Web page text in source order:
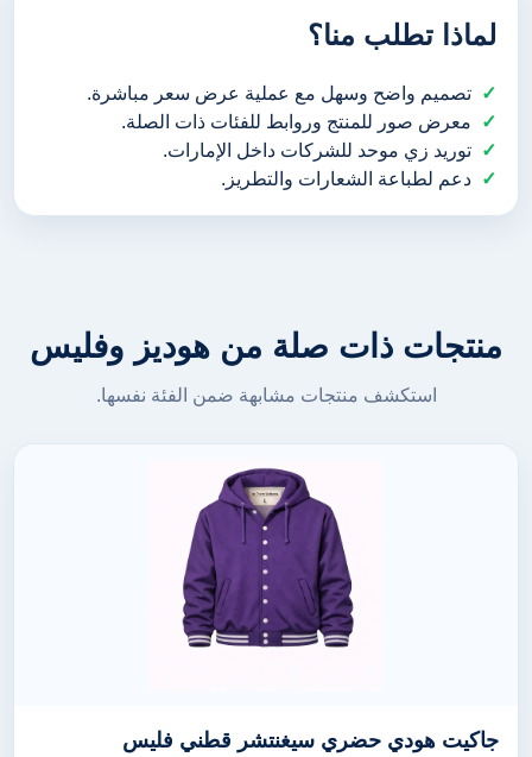
لماذا تطلب منا؟
تصميم واضح وسهل مع عملية عرض سعر مباشرة.
معرض صور للمنتج وروابط للفئات ذات الصلة.
توريد زي موحد للشركات داخل الإمارات.
دعم لطباعة الشعارات والتطريز.
منتجات ذات صلة من هوديز وفليس
استكشف منتجات مشابهة ضمن الفئة نفسها.
جاكيت هودي حضري سيغنتشر قطني فليس